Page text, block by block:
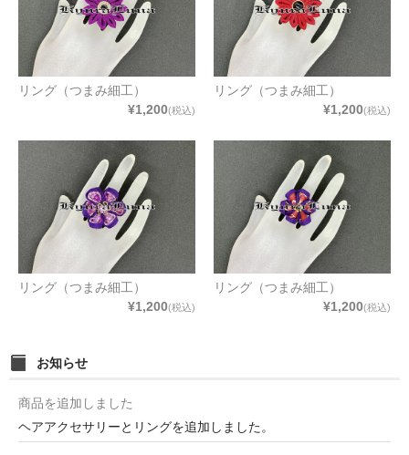
リング（つまみ細工）
¥1,200(税込)
リング（つまみ細工）
¥1,200(税込)
リング（つまみ細工）
¥1,200(税込)
リング（つまみ細工）
¥1,200(税込)
お知らせ
商品を追加しました
ヘアアクセサリーとリングを追加しました。